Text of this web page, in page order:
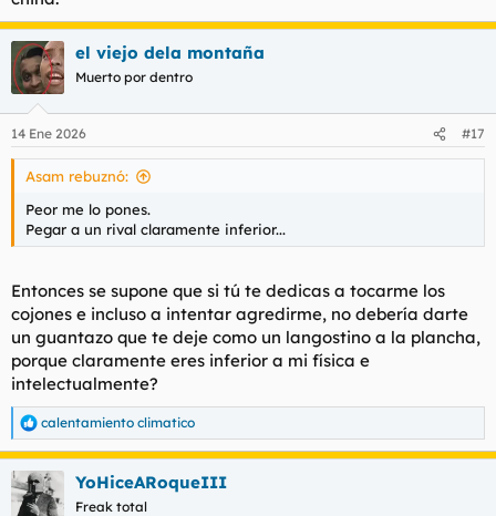
el viejo dela montaña
Muerto por dentro
14 Ene 2026 #17
Asam rebuznó:
Peor me lo pones.
Pegar a un rival claramente inferior...
Entonces se supone que si tú te dedicas a tocarme los
cojones e incluso a intentar agredirme, no debería darte
un guantazo que te deje como un langostino a la plancha,
porque claramente eres inferior a mi física e
intelectualmente?
R
e
a
c
c
calentamiento climatico
YoHiceARoqueIII
Freak total